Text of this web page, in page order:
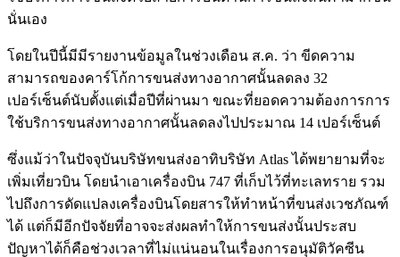
นั่นเอง
โดยในปีนี้มีมีรายงานข้อมูลในช่วงเดือน ส.ค. ว่า ขีดความ
สามารถของคาร์โก้การขนส่งทางอากาศนั้นลดลง 32
เปอร์เซ็นต์นับตั้งแต่เมื่อปีที่ผ่านมา ขณะที่ยอดความต้องการการ
ใช้บริการขนส่งทางอากาศนั้นลดลงไปประมาณ 14 เปอร์เซ็นต์
ซึ่งแม้ว่าในปัจจุบันบริษัทขนส่งอาทิบริษัท Atlas ได้พยายามที่จะ
เพิ่มเที่ยวบิน โดยนำเอาเครื่องบิน 747 ที่เก็บไว้ที่ทะเลทราย รวม
ไปถึงการดัดแปลงเครื่องบินโดยสารให้ทำหน้าที่ขนส่งเวชภัณฑ์
ได้ แต่ก็มีอีกปัจจัยที่อาจจะส่งผลทำให้การขนส่งนั้นประสบ
ปัญหาได้ก็คือช่วงเวลาที่ไม่แน่นอนในเรื่องการอนุมัติวัคซีน